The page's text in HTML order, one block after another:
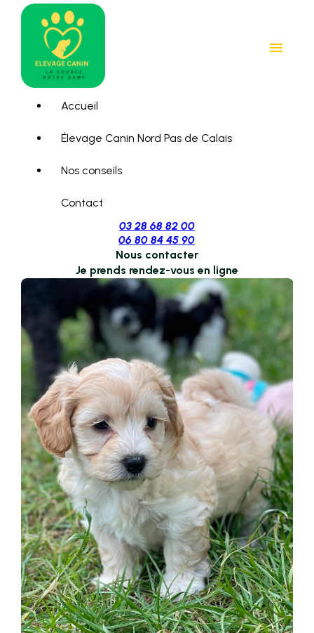
menu
Accueil
Élevage Canin Nord Pas de Calais
Nos conseils
Contact
03 28 68 82 00
06 80 84 45 90
Nous contacter
Je prends rendez-vous en ligne
Panneau de gestion des cookies